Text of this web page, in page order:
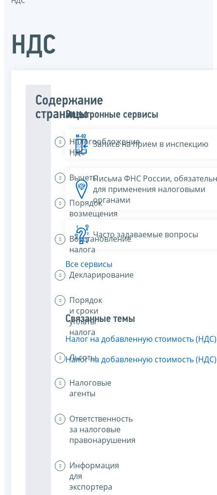
НДС
Содержание
страницы
Налогообложение
НДС
Вычеты
Порядок
возмещения
Восстановление
налога
Декларирование
Порядок
и сроки
уплаты
налога
Льготы
Налоговые
агенты
Ответственность
за налоговые
правонарушения
Информация
для
экспортера
Электронные сервисы
Запись на прием в инспекцию
Письма ФНС России,
для применения налоговыми
органами
Часто задаваемые вопросы
Все сервисы
Связанные темы
Налог на добавленную стоимость (НДС)
Налог на добавленную стоимость (НДС)